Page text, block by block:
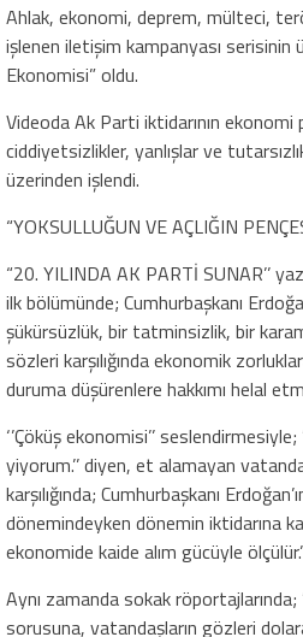
Ahlak, ekonomi, deprem, mülteci,
işlenen iletişim kampanyası serisinin
Ekonomisi” oldu.
Videoda Ak Parti iktidarının ekonomi
ciddiyetsizlikler, yanlışlar ve
üzerinden işlendi.
“YOKSULLUĞUN VE AÇLIĞIN
“20. YILINDA AK PARTİ SUNAR’’
ilk bölümünde; Cumhurbaşkanı
şükürsüzlük, bir tatminsizlik, bir
sözleri karşılığında ekonomik
duruma düşürenlere hakkımı helal
‘’Çöküş ekonomisi’’
yiyorum.’’ diyen, et alamayan
karşılığında; Cumhurbaşkanı
dönemindeyken dönemin iktidarına
ekonomide kaide alım gücüyle
Aynı zamanda sokak röportajlarında;
sorusuna, vatandaşların gözleri